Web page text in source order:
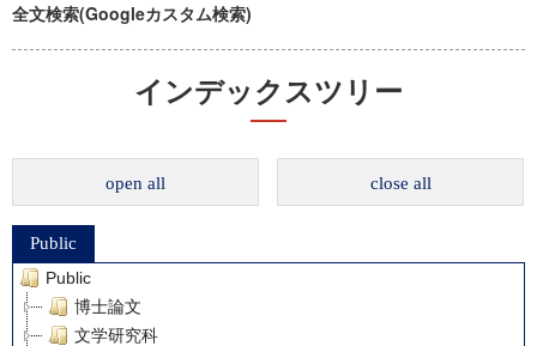
全文検索(Googleカスタム検索)
インデックスツリー
open all close all
Public
Public
博士論文
文学研究科